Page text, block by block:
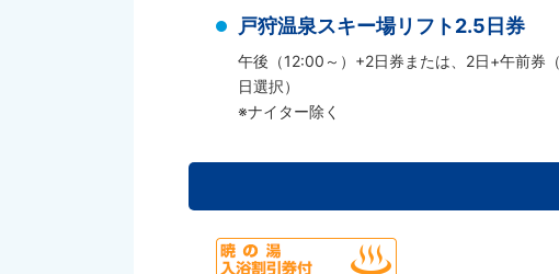
戸狩温泉スキー場リフト2.5日券
午後（12:00～）+2日券または、2日+午前券
日選択）
※ナイター除く